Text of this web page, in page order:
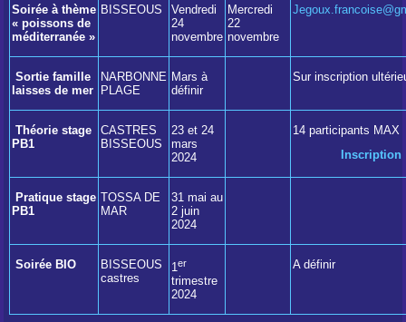
Soirée à thème
« poissons de
méditerranée »
BISSEOUS
Vendredi
24
novembre
Mercredi
22
novembre
Sortie famille
laisses de mer
NARBONNE
PLAGE
Mars à
définir
Sur inscription
Théorie stage
PB1
CASTRES
BISSEOUS
23 et 24
mars
2024
14 participants MAX
Inscription
Pratique stage
PB1
TOSSA DE
MAR
31 mai au
2 juin
2024
Soirée BIO
BISSEOUS
castres
1er
trimestre
2024
A définir